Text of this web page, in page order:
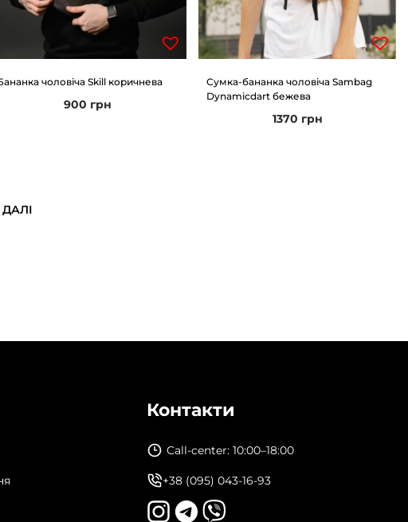
чоловіча Skill коричнева
900 грн
Сумка-бананка чоловіча Sambag
Dynamicdart бежева
1370 грн
ДАЛІ
Контакти
Call-center: 10:00–18:00
+38 (095) 043-16-93